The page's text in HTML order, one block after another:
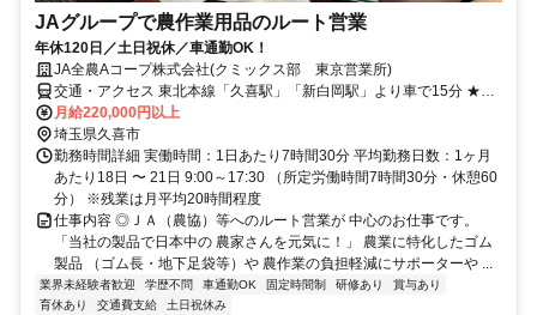
JAグループで農作業用品のルート営業
年休120日／土日祝休／車通勤OK！
JA全農Aコープ株式会社(クミックス部 東京営業所)
交通・アクセス 東北本線「久喜駅」「新白岡駅」より車で15分 ★バ
イク・車通勤OK（無料駐車場完備！）
月給220,000円以上
埼玉県久喜市
勤務時間詳細 実働時間：1日あたり7時間30分 平均勤務日数：1ヶ月
あたり18日 〜 21日 9:00～17:30 （所定労働時間7時間30分・休憩60
分） ※残業は月平均20時間程度
仕事内容 ◎ＪＡ（農協）等へのルート営業が 中心のお仕事です。
「当社の製品で日本中の 農家さんを元気に！」 農業に特化したゴム
製品 （ゴム長・地下足袋等）や 農作業の負担軽減にサポーターや ...
業界未経験者歓迎 学歴不問 車通勤OK 固定時間制 研修あり
賞与あり
育休あり
交通費支給 土日祝休み